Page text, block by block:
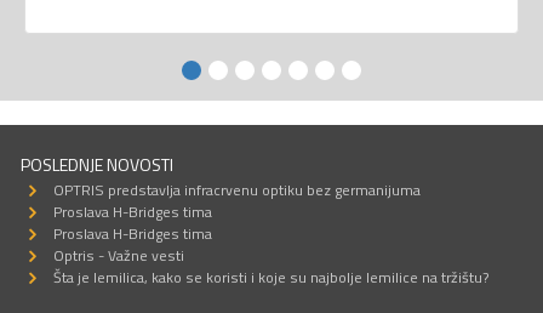
POSLEDNJE NOVOSTI
OPTRIS predstavlja infracrvenu optiku bez germanijuma
Proslava H-Bridges tima
Proslava H-Bridges tima
Optris - Važne vesti
Šta je lemilica, kako se koristi i koje su najbolje lemilice na tržištu?